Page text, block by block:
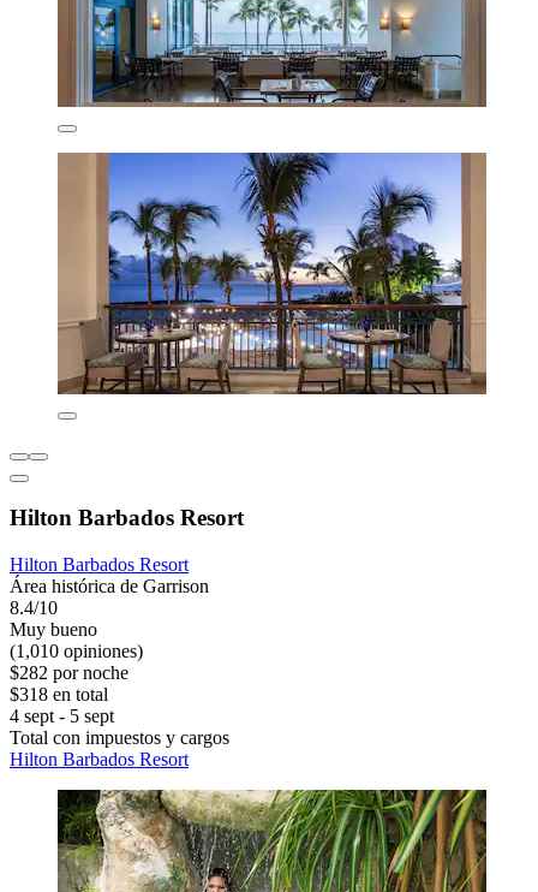
Hilton Barbados Resort
Hilton Barbados Resort
Área histórica de Garrison
8.4/10
Muy bueno
(1,010 opiniones)
$282 por noche
$318 en total
4 sept - 5 sept
Total con impuestos y cargos
Hilton Barbados Resort